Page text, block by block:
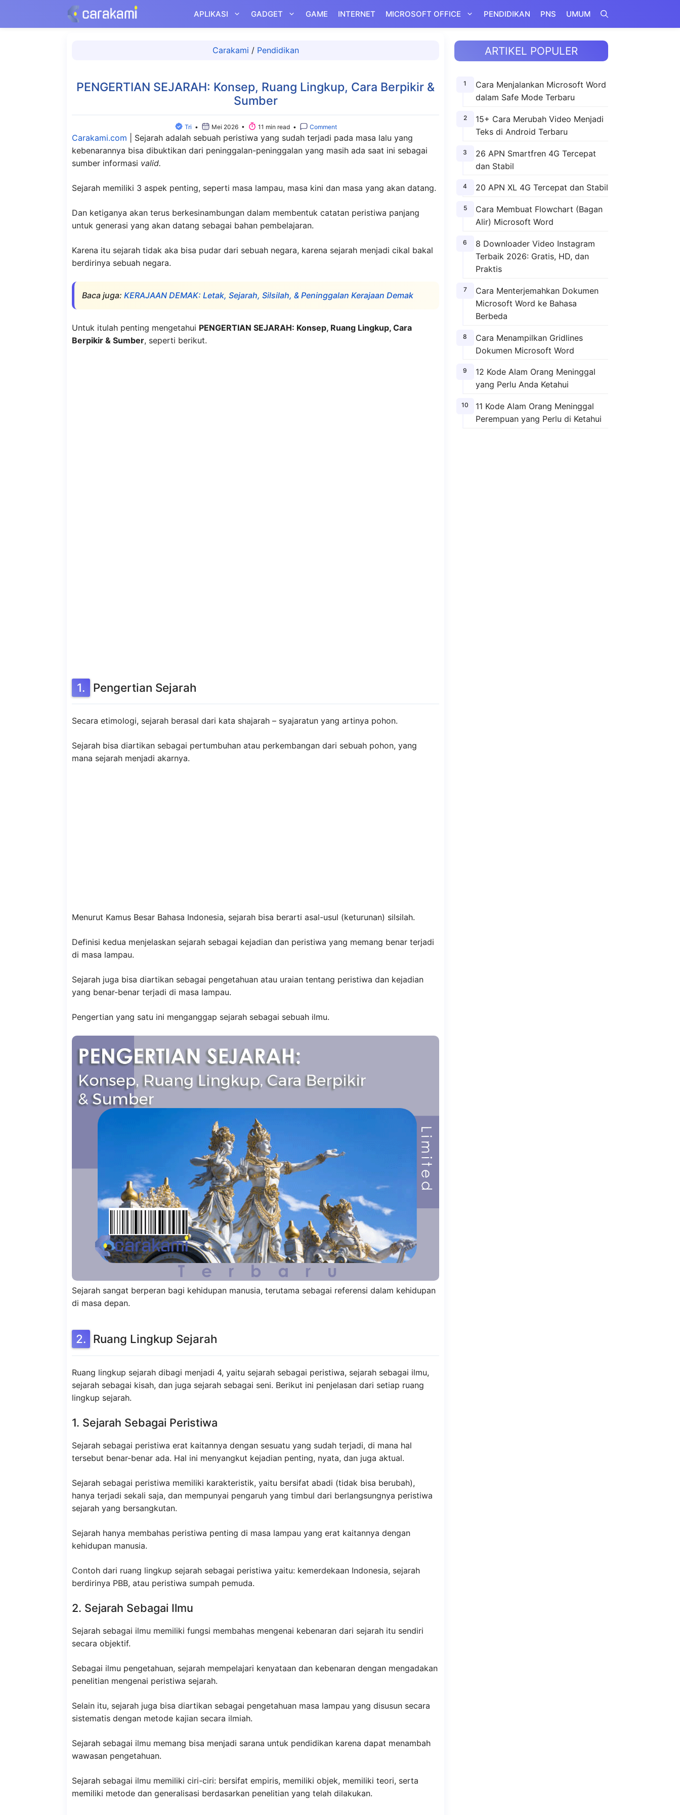
isi
APLIKASI GADGET GAME INTERNET MICROSOFT OFFICE PENDIDIKAN PNS UMUM
Carakami / Pendidikan
PENGERTIAN SEJARAH: Konsep, Ruang Lingkup, Cara Berpikir &
Sumber
Tri • Mei 2026 • 11 min read • Comment
Carakami.com
Sejarah adalah sebuah peristiwa yang sudah terjadi pada masa lalu yang
kebenarannya bisa dibuktikan dari peninggalan-peninggalan yang masih ada saat ini sebagai
sumber informasi valid.
Sejarah memiliki 3 aspek penting, seperti masa lampau, masa kini dan masa yang akan datang.
Dan ketiganya akan terus berkesinambungan dalam membentuk catatan peristiwa panjang
untuk generasi yang akan datang sebagai bahan pembelajaran.
Karena itu sejarah tidak aka bisa pudar dari sebuah negara, karena sejarah menjadi cikal bakal
berdirinya sebuah negara.
Baca juga: KERAJAAN DEMAK: Letak, Sejarah, Silsilah, & Peninggalan Kerajaan Demak
Untuk itulah penting mengetahui PENGERTIAN SEJARAH: Konsep, Ruang Lingkup, Cara
Berpikir & Sumber, seperti berikut.
Pengertian Sejarah
Secara etimologi, sejarah berasal dari kata shajarah – syajaratun yang artinya pohon.
Sejarah bisa diartikan sebagai pertumbuhan atau perkembangan dari sebuah pohon, yang
mana sejarah menjadi akarnya.
Menurut Kamus Besar Bahasa Indonesia, sejarah bisa berarti asal-usul (keturunan) silsilah.
Definisi kedua menjelaskan sejarah sebagai kejadian dan peristiwa yang memang benar terjadi
di masa lampau.
Sejarah juga bisa diartikan sebagai pengetahuan atau uraian tentang peristiwa dan kejadian
yang benar-benar terjadi di masa lampau.
Pengertian yang satu ini menganggap sejarah sebagai sebuah ilmu.
Sejarah sangat berperan bagi kehidupan manusia, terutama sebagai referensi dalam kehidupan
di masa depan.
Ruang Lingkup Sejarah
Ruang lingkup sejarah dibagi menjadi 4, yaitu sejarah sebagai peristiwa, sejarah sebagai ilmu,
sejarah sebagai kisah, dan juga sejarah sebagai seni. Berikut ini penjelasan dari setiap ruang
lingkup sejarah.
1. Sejarah Sebagai Peristiwa
Sejarah sebagai peristiwa erat kaitannya dengan sesuatu yang sudah terjadi, di mana hal
tersebut benar-benar ada. Hal ini menyangkut kejadian penting, nyata, dan juga aktual.
Sejarah sebagai peristiwa memiliki karakteristik, yaitu bersifat abadi (tidak bisa berubah),
hanya terjadi sekali saja, dan mempunyai pengaruh yang timbul dari berlangsungnya peristiwa
sejarah yang bersangkutan.
Sejarah hanya membahas peristiwa penting di masa lampau yang erat kaitannya dengan
kehidupan manusia.
Contoh dari ruang lingkup sejarah sebagai peristiwa yaitu: kemerdekaan Indonesia, sejarah
berdirinya PBB, atau peristiwa sumpah pemuda.
2. Sejarah Sebagai Ilmu
Sejarah sebagai ilmu memiliki fungsi membahas mengenai kebenaran dari sejarah itu sendiri
secara objektif.
Sebagai ilmu pengetahuan, sejarah mempelajari kenyataan dan kebenaran dengan mengadakan
penelitian mengenai peristiwa sejarah.
Selain itu, sejarah juga bisa diartikan sebagai pengetahuan masa lampau yang disusun secara
sistematis dengan metode kajian secara ilmiah.
Sejarah sebagai ilmu memang bisa menjadi sarana untuk pendidikan karena dapat menambah
wawasan pengetahuan.
Sejarah sebagai ilmu memiliki ciri-ciri: bersifat empiris, memiliki objek, memiliki teori, serta
memiliki metode dan generalisasi berdasarkan penelitian yang telah dilakukan.
ARTIKEL POPULER
Cara Menjalankan Microsoft Word
dalam Safe Mode Terbaru
15+ Cara Merubah Video Menjadi
Teks di Android Terbaru
26 APN Smartfren 4G Tercepat
dan Stabil
20 APN XL 4G Tercepat dan Stabil
Cara Membuat Flowchart (Bagan
Alir) Microsoft Word
8 Downloader Video Instagram
Terbaik 2026: Gratis, HD, dan
Praktis
Cara Menterjemahkan Dokumen
Microsoft Word ke Bahasa
Berbeda
Cara Menampilkan Gridlines
Dokumen Microsoft Word
12 Kode Alam Orang Meninggal
yang Perlu Anda Ketahui
11 Kode Alam Orang Meninggal
Perempuan yang Perlu di Ketahui